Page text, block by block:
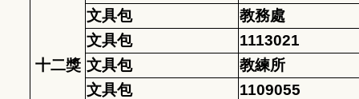
十二獎
文具包
教務處
文具包
1113021
文具包
教練所
文具包
1109055